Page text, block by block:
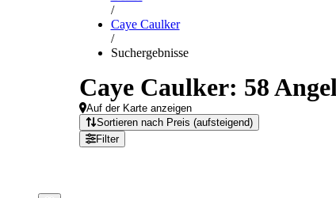
/
Caye Caulker
/
Suchergebnisse
Caye Caulker: 58
Auf der Karte anzeigen
Sortieren nach Preis (aufsteigend)
Filter